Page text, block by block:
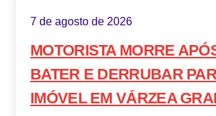
7 de agosto de 2026
MOTORISTA MORRE
BATER E DERRUBAR
IMÓVEL EM VÁRZEA